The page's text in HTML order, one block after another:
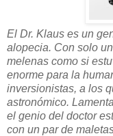
El Dr. Klaus es un
alopecia. Con solo
melenas como si
enorme para la
inversionistas, a los
astronómico.
el genio del doctor
con un par de